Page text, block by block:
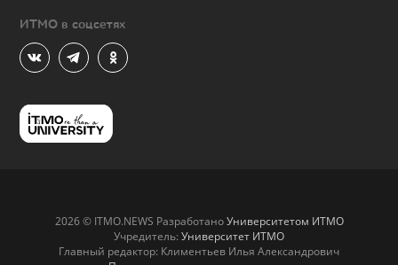
ИТМО в соцсетях
2026 © ITMO.NEWS РазработаноУниверситетом ИТМО
Учредитель: Университет ИТМО
Главный редактор: Климентьев Илья Александрович